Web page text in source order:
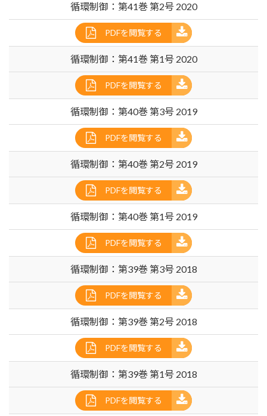
循環制御：第41巻 第2号 2020
PDFを閲覧する
循環制御：第41巻 第1号 2020
PDFを閲覧する
循環制御：第40巻 第3号 2019
PDFを閲覧する
循環制御：第40巻 第2号 2019
PDFを閲覧する
循環制御：第40巻 第1号 2019
PDFを閲覧する
循環制御：第39巻 第3号 2018
PDFを閲覧する
循環制御：第39巻 第2号 2018
PDFを閲覧する
循環制御：第39巻 第1号 2018
PDFを閲覧する